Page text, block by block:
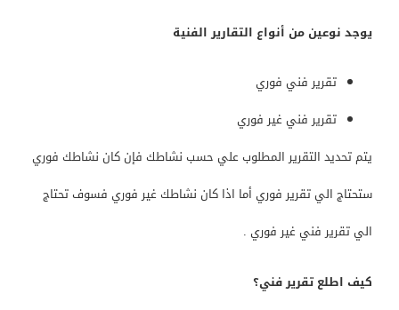
يوجد نوعين من أنواع التقارير الفنية
تقرير فني فوري
تقرير فني غير فوري
يتم تحديد التقرير المطلوب علي حسب نشاطك فإن كان نشاطك فوري
ستحتاج الي تقرير فوري أما اذا كان نشاطك غير فوري فسوف تحتاج
الي تقرير فني غير فوري .
كيف اطلع تقرير فني؟